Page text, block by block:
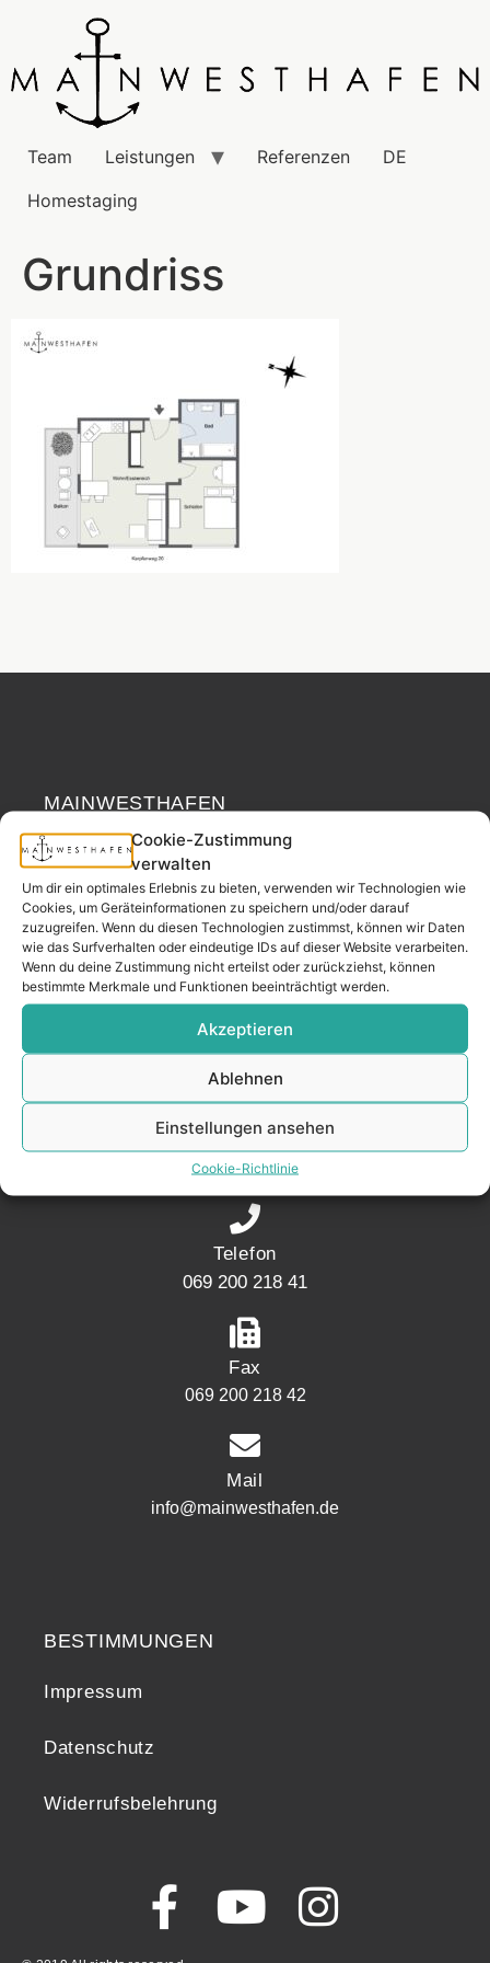
Cookie-Zustimmung
verwalten
Um dir ein optimales Erlebnis zu bieten, verwenden wir Technologien wie
Cookies, um Geräteinformationen zu speichern und/oder darauf
zuzugreifen. Wenn du diesen Technologien zustimmst, können wir Daten
wie das Surfverhalten oder eindeutige IDs auf dieser Website verarbeiten.
Wenn du deine Zustimmung nicht erteilst oder zurückziehst, können
bestimmte Merkmale und Funktionen beeinträchtigt werden.
Akzeptieren
Ablehnen
Einstellungen ansehen
Cookie-Richtlinie
Team Leistungen Referenzen
DE
Homestaging
Grundriss
MAINWESTHAFEN
Ihr Immobilienpartner
aus der
Nachbarschaft.
– seit 2017.
Widerrufsrecht
Mainwesthafen Immobilien Speicherstraße 5
60327 Frankfurt
Telefon
069 200 218 41
Fax
069 200 218 42
Mail
info@mainwesthafen.de
BESTIMMUNGEN
Impressum
Datenschutz
Widerrufsbelehrung